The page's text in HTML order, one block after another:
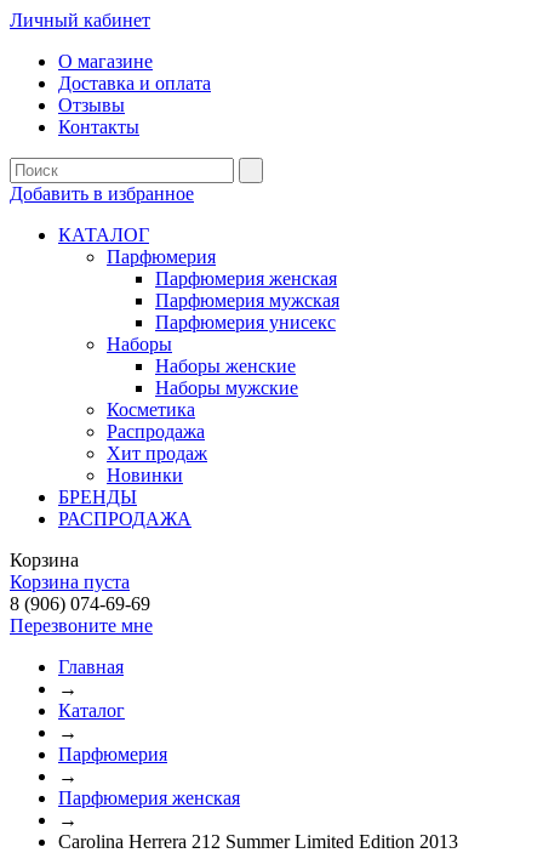
Личный кабинет
О магазине
Доставка и оплата
Отзывы
Контакты
Добавить в избранное
КАТАЛОГ
Парфюмерия
Парфюмерия женская
Парфюмерия мужская
Парфюмерия унисекс
Наборы
Наборы женские
Наборы мужские
Косметика
Распродажа
Хит продаж
Новинки
БРЕНДЫ
РАСПРОДАЖА
Корзина
Корзина пуста
8 (906) 074-69-69
Перезвоните мне
Главная
→
Каталог
→
Парфюмерия
→
Парфюмерия женская
→
Carolina Herrera 212 Summer Limited Edition 2013